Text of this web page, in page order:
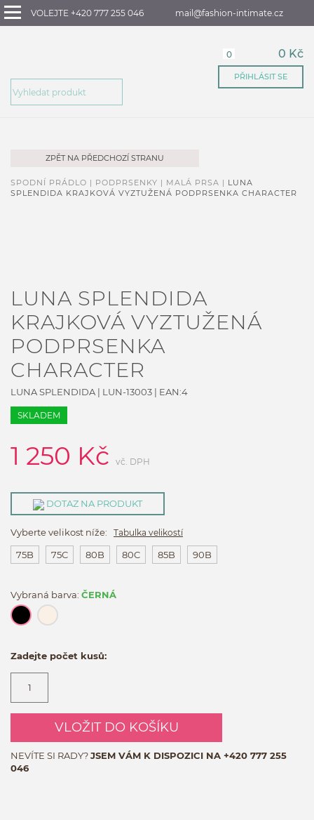
VOLEJTE +420 777 255 046 mail@fashion-intimate.cz
0 0 Kč
PŘIHLÁSIT SE
ZPĚT NA PŘEDCHOZÍ STRANU
SPODNÍ PRÁDLO | PODPRSENKY | MALÁ PRSA | LUNA
SPLENDIDA KRAJKOVÁ VYZTUŽENÁ PODPRSENKA CHARACTER
LUNA SPLENDIDA
KRAJKOVÁ VYZTUŽENÁ
PODPRSENKA
CHARACTER
LUNA SPLENDIDA | LUN-13003 | EAN:4
SKLADEM
1 250 Kč vč. DPH
DOTAZ NA PRODUKT
Vyberte velikost níže: Tabulka velikostí
75B 75C 80B 80C 85B 90B
Vybraná barva: ČERNÁ
Zadejte počet kusů:
VLOŽIT DO KOŠÍKU
NEVÍTE SI RADY?JSEM VÁM K DISPOZICI NA +420 777 255
046